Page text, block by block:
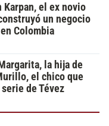
Karpan, el ex novio
un negocio
Colombia
la hija de
el chico que
de Tévez